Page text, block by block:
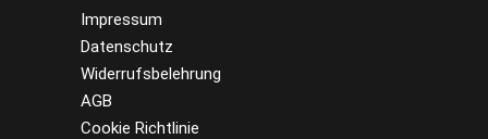
Impressum
Datenschutz
Widerrufsbelehrung
AGB
Cookie Richtlinie